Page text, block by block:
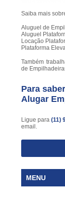
Saiba mais
Aluguel de
Aluguel
Locação
Plataforma
Também
de
Para
Alugar
Ligue para (11)
email.
MENU